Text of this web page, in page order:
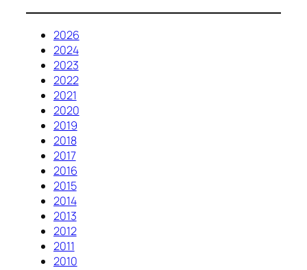
2026
2024
2023
2022
2021
2020
2019
2018
2017
2016
2015
2014
2013
2012
2011
2010